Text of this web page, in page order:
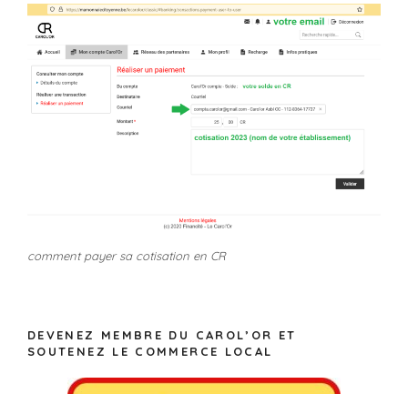
comment payer sa cotisation en CR
DEVENEZ MEMBRE DU CAROL’OR ET
SOUTENEZ LE COMMERCE LOCAL